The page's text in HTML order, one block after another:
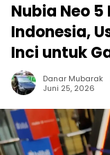
Nubia Neo
Indonesia,
Inci untuk
Danar Mubarak
Juni 25, 2026